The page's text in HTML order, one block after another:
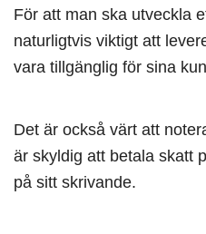
För att man ska utveckla
naturligtvis viktigt att
vara tillgänglig för sina
Det är också värt att
är skyldig att betala skatt
på sitt skrivande.